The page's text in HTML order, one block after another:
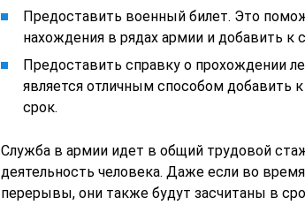
Предоставить военный билет. Это
нахождения в рядах армии и добавить
Предоставить справку о прохождении
является отличным способом добавить
срок.
Служба в армии идет в общий трудовой
деятельность человека. Даже если во
перерывы, они также будут засчитаны в